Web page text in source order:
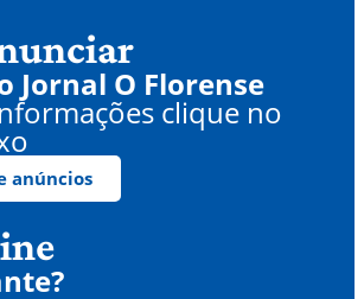
Jornal O Florense
clique no
anúncios